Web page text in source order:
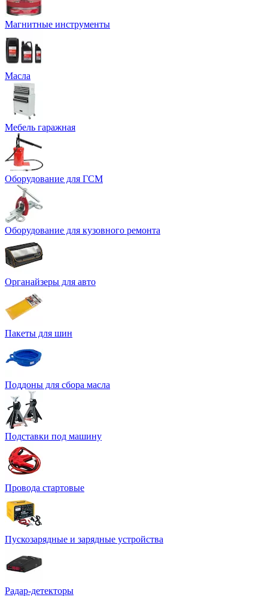
Магнитные инструменты
Масла
Мебель гаражная
Оборудование для ГСМ
Оборудование для кузовного ремонта
Органайзеры для авто
Пакеты для шин
Поддоны для сбора масла
Подставки под машину
Провода стартовые
Пускозарядные и зарядные устройства
Радар-детекторы